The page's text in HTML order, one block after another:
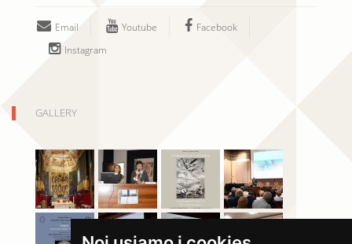
Email Youtube
Facebook
Instagram
GALLERY